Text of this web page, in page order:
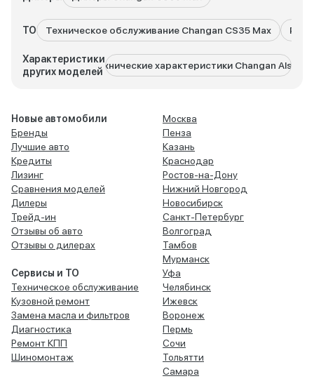
ТО Техническое обслуживание Changan CS35 Max
Характеристики
других моделей
Технические характеристики Changan Alsvin
Новые автомобили
Бренды
Лучшие авто
Кредиты
Лизинг
Сравнения моделей
Дилеры
Трейд-ин
Отзывы об авто
Отзывы о дилерах
Сервисы и ТО
Техническое обслуживание
Кузовной ремонт
Замена масла и фильтров
Диагностика
Ремонт КПП
Шиномонтаж
Москва
Пенза
Казань
Краснодар
Ростов-на-Дону
Нижний Новгород
Новосибирск
Санкт-Петербург
Волгоград
Тамбов
Мурманск
Уфа
Челябинск
Ижевск
Воронеж
Пермь
Сочи
Тольятти
Самара